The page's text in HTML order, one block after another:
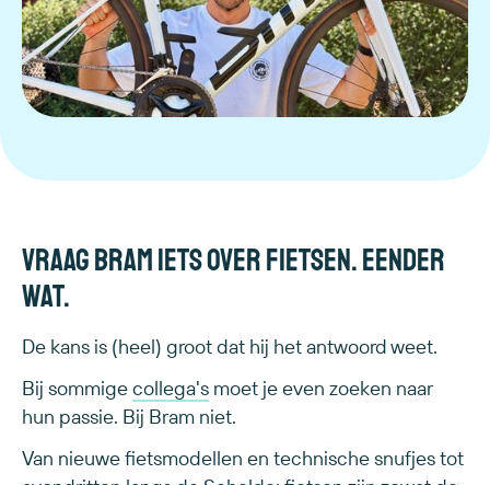
Vraag Bram iets over fietsen. Eender
wat.
De kans is (heel) groot dat hij het antwoord weet.
Bij sommigecollega's moet je even zoeken naar
hun passie. Bij Bram niet.
Van nieuwe fietsmodellen en technische snufjes tot